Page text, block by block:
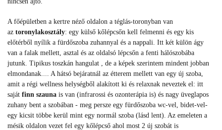
A főépületben a kertre néző oldalon a téglás-toronyban van
az toronylakosztály: egy külső kőlépcsőn kell felmenni és egy kis
előtérből nyílik a fürdőszoba zuhannyal és a nappali. Itt két külön ágy
van a falak mellett, asztal és az oldalsó lépcsőn a fenti hálószobába
jutunk. Tipikus toszkán hangulat , de a képek szerintem mindent jobban
elmondanak.... A hátsó bejáratnál az étterem mellett van egy új szoba,
amit a régi wellness helységből alakított ki és relaxnak neveztek el: itt
saját finn szauna is van (infrarossi és ozonterápia is) és nagy üveglapos
zuhany bent a szobában - meg persze egy fürdőszoba wc-vel, bidet-vel-
egy kicsit többe kerül mint egy normál szoba (lásd lent). Az emeleten a
mésik oldalon vezet fel egy kőlépcső ahol most 2 új szobát is